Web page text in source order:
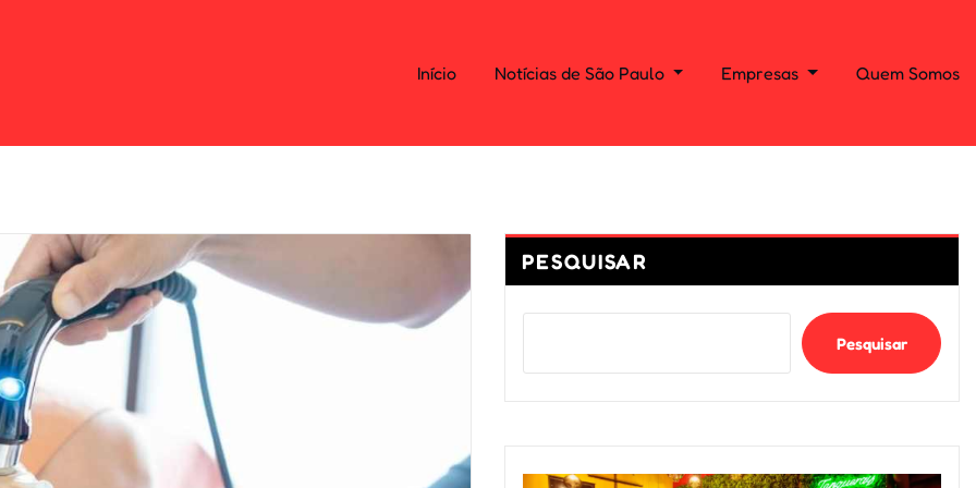
Início Notícias de São Paulo Empresas Quem Somos
PESQUISAR
Pesquisar